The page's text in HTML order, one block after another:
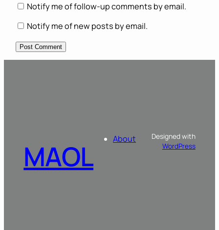
Notify me of follow-up comments by email.
Notify me of new posts by email.
MAOL About
Designed with
WordPress